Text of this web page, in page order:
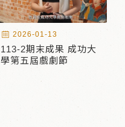
2026-01-13
113-2期末成果 成功大
學第五屆戲劇節